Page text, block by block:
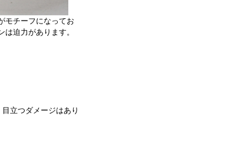
モチーフになってお
迫力があります。
立つダメージはあり